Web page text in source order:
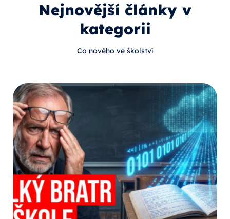
Nejnovější články v
kategorii
Co nového ve školství